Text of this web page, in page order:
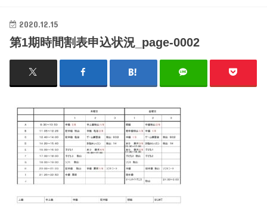
2020.12.15
第1期時間割表申込状況_page-0002